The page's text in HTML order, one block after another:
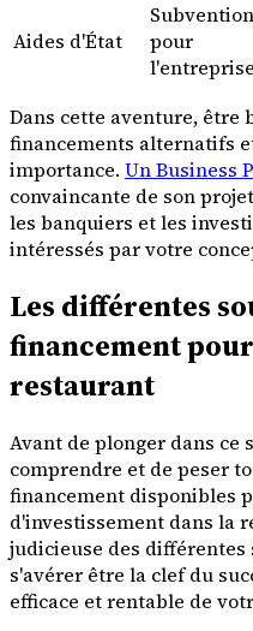
Aides d'État
pour
l'entreprise
Dans cette aventure, être
financements alternatifs
importance. Un Business
convaincante de son
les banquiers et les
intéressés par votre
Les différentes
financement
restaurant
Avant de plonger dans ce
comprendre et de peser
financement disponibles
d'investissement dans la
judicieuse des
s'avérer être la clef du
efficace et rentable de